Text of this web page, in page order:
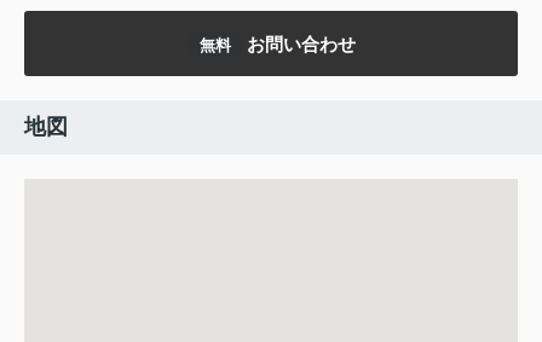
無料 お問い合わせ
地図